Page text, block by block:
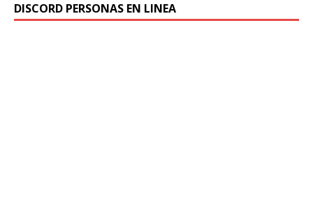
DISCORD PERSONAS EN LINEA